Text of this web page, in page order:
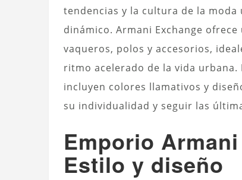
tendencias y la cultura de la
dinámico. Armani Exchange
vaqueros, polos y accesorios,
ritmo acelerado de la vida urbana.
incluyen colores llamativos y
su individualidad y seguir las
Emporio
Estilo y diseño